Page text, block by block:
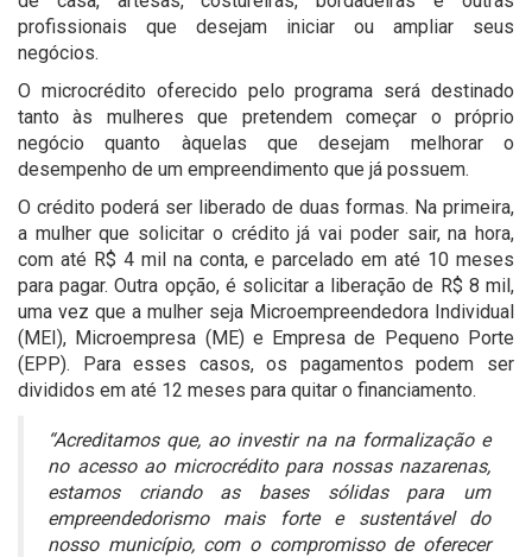
profissionais que desejam iniciar ou ampliar seus
negócios.
O microcrédito oferecido pelo programa será destinado
tanto às mulheres que pretendem começar o próprio
negócio quanto àquelas que desejam melhorar o
desempenho de um empreendimento que já possuem.
O crédito poderá ser liberado de duas formas. Na primeira,
a mulher que solicitar o crédito já vai poder sair, na hora,
com até R$ 4 mil na conta, e parcelado em até 10 meses
para pagar. Outra opção, é solicitar a liberação de R$ 8 mil,
uma vez que a mulher seja Microempreendedora Individual
(MEI), Microempresa (ME) e Empresa de Pequeno Porte
(EPP). Para esses casos, os pagamentos podem ser
divididos em até 12 meses para quitar o financiamento.
“Acreditamos que, ao investir na na formalização e
no acesso ao microcrédito para nossas nazarenas,
estamos criando as bases sólidas para um
empreendedorismo mais forte e sustentável do
nosso município, com o compromisso de oferecer